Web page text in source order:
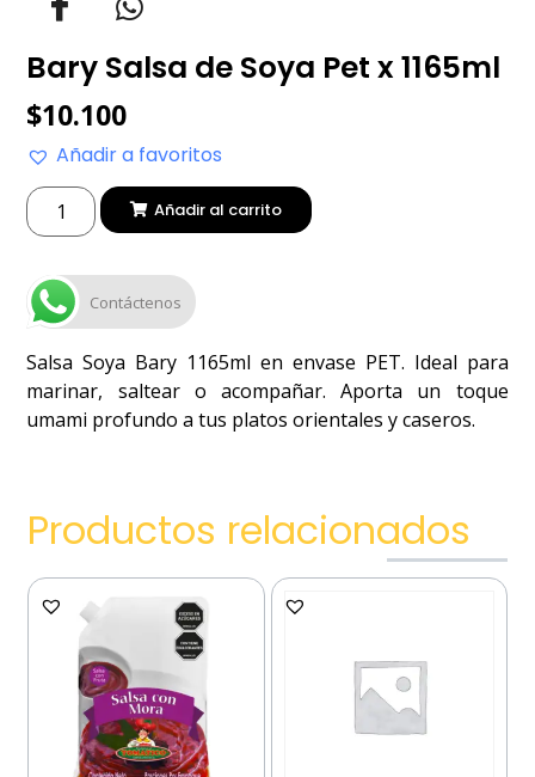
Bary Salsa de Soya Pet x 1165ml
$10.100
Añadir a favoritos
Añadir al carrito
Contáctenos
Salsa Soya Bary 1165ml en envase PET. Ideal para
marinar, saltear o acompañar. Aporta un toque
umami profundo a tus platos orientales y caseros.
Productos relacionados